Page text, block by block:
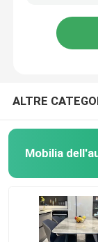
tavolo da
ALTRE
Mobilia